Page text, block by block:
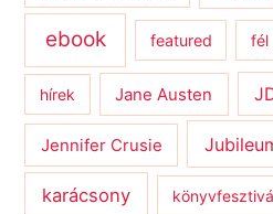
ebook featured fél
hírek Jane Austen
Jennifer Crusie
karácsony